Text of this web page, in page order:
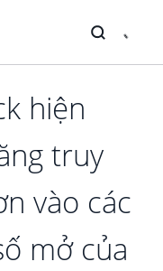
hiện
truy
vào các
mở của